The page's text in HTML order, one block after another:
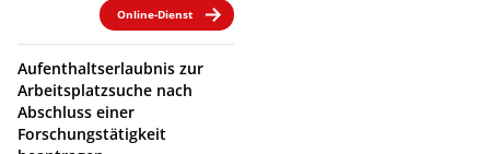
Online-Dienst
Aufenthaltserlaubnis zur
Arbeitsplatzsuche nach
Abschluss einer
Forschungstätigkeit